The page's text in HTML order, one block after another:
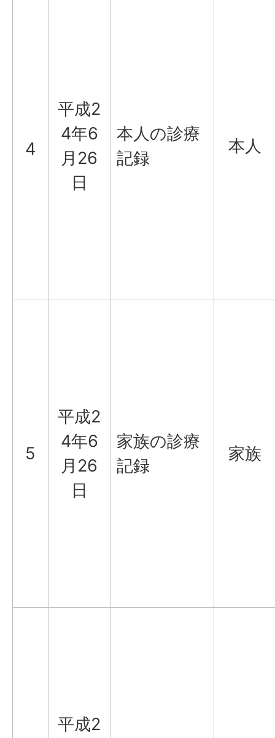
4
平成2
4年6
月26
日
本人の診療
記録
本人
5
平成2
4年6
月26
日
家族の診療
記録
家族
平成2